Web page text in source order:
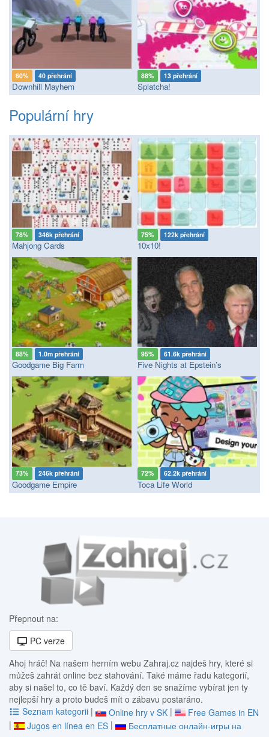
60% 40 přehrání
Downhill Mayhem
88% 13 přehrání
Splatcha!
Populární hry
78% 346k přehrání
Mahjong Cards
75% 122k přehrání
10x10!
88% 1.0m přehrání
Goodgame Big Farm
95% 61.6k přehrání
Five Nights at Epstein’s
73% 246k přehrání
Goodgame Empire
72% 62.2k přehrání
Toca Life World
Přepnout na:
PC verze
Ahoj hráč! Na našem herním webu Zahraj.cz najdeš hry, které si
můžeš zahrát online bez stahování. Také máme řadu kategorií,
aby si našel to, co tě baví. Každý den se snažíme vybírat jen ty
nejlepší hry a proto budeš mít o zábavu postaráno.
Seznam kategorii | Online hry v SK |
Free Games in EN
|
Jugos en línea en ES |
Бесплатные онлайн-игры на